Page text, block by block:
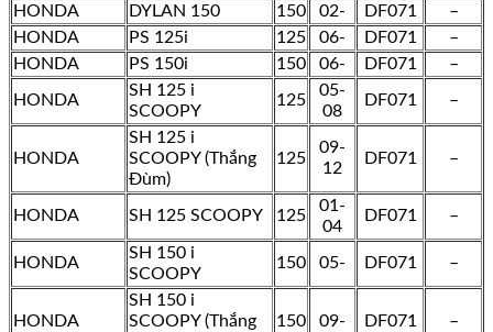
HONDA
DYLAN 150 150 02- DF071
–
HONDA
PS 125i 125 06- DF071
–
HONDA
PS 150i 150 06- DF071 –
HONDA
SH 125 i
SCOOPY
125
05-
08
DF071 –
HONDA
SH 125 i
SCOOPY (Thắng
Đùm)
125
09-
12
DF071 –
HONDA SH 125 SCOOPY 125
01-
04
DF071 –
HONDA
SH 150 i
SCOOPY
150 05- DF071 –
HONDA
SH 150 i
SCOOPY (Thắng
150 09- DF071 –